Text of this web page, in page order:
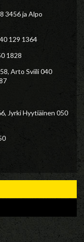
3456 ja Alpo
129 1364
1828
Arto Sviili 040
Jyrki Hyytiäinen 050